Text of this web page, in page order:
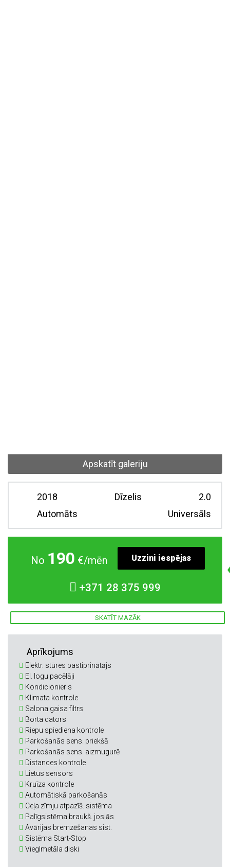
Apskatīt galeriju
2018 Dīzelis
2.0
Automāts
Universāls
No 190 €/mēn Uzzini iespējas
+371 28 375 999
SKATĪT MAZĀK
Aprīkojums
Elektr. stūres pastiprinātājs
El. logu pacēlāji
Kondicionieris
Klimata kontrole
Salona gaisa filtrs
Borta dators
Riepu spiediena kontrole
Parkošanās sens. priekšā
Parkošanās sens. aizmugurē
Distances kontrole
Lietus sensors
Kruīza kontrole
Automātiskā parkošanās
Ceļa zīmju atpazīš. sistēma
Palīgsistēma braukš. joslās
Avārijas bremzēšanas sist.
Sistēma Start-Stop
Vieglmetāla diski